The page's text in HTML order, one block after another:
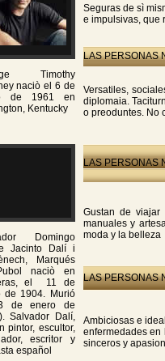
Timothy
naciò el 6 de
de 1961 en
Kentucky
Seguras de sì
e impulsivas, que
LAS PERSONAS
Versatiles,
diplomaia.
o preoduntes. No
Domingo
Jacinto Dalí i
Marqués
naciò en
el 11 de
de 1904. Murió
de enero de
Salvador Dalí,
pintor, escultor,
escritor y
español
LAS PERSONAS
Gustan de
manuales y
moda y la belleza
LAS PERSONAS
Ambiciosas e
enfermedades
sinceros y